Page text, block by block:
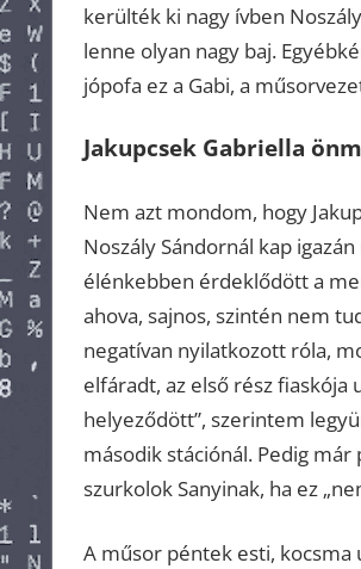
kerülték ki nagy ívben
lenne olyan nagy baj.
jópofa ez a Gabi, a
Jakupcsek Gabriella
Nem azt mondom, hogy
Noszály Sándornál kap
élénkebben érdeklődött a
ahova, sajnos, szintén nem
negatívan nyilatkozott róla,
elfáradt, az első rész fiaskója
helyeződött”, szerintem
második stációnál. Pedig
szurkolok Sanyinak, ha ez
A műsor péntek esti,